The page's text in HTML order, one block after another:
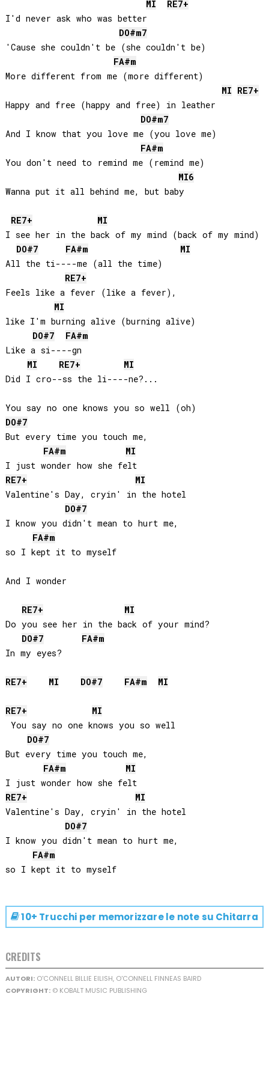
MI RE7+
I'd never ask who was better
DO#m7
'Cause she couldn't be (she couldn't be)
FA#m
More different from me (more different)
MI RE7+
Happy and free (happy and free) in leather
DO#m7
And I know that you love me (you love me)
FA#m
You don't need to remind me (remind me)
MI6
Wanna put it all behind me, but baby
RE7+
MI
I see her in the back of my mind (back of my mind)
DO#7 FA#m
MI
All the ti----me (all the time)
RE7+
Feels like a fever (like a fever),
MI
like I'm burning alive (burning alive)
DO#7 FA#m
Like a si----gn
MI
RE7+
MI
Did I cro--ss the li----ne?...
DO#7
But every time you touch me,
FA#m
MI
I just wonder how she felt
RE7+
MI
Valentine's Day, cryin' in the hotel
DO#7
I know you didn't mean to hurt me,
FA#m
so I kept it to myself
And I wonder
RE7+
MI
Do you see her in the back of your mind?
DO#7 FA#m
In my eyes?
RE7+ MI DO#7 FA#m MI
RE7+
MI
You say no one knows you so well
DO#7
But every time you touch me,
FA#m
MI
I just wonder how she felt
RE7+
MI
Valentine's Day, cryin' in the hotel
DO#7
I know you didn't mean to hurt me,
FA#m
so I kept it to myself
10+ Trucchi per memorizzare le note su Chitarra
CREDITS
AUTORI:O'CONNELL BILLIE EILISH, O'CONNELL FINNEAS BAIRD
COPYRIGHT:© KOBALT MUSIC PUBLISHING